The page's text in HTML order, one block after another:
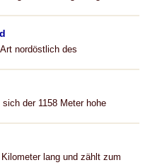
nordöstlich des
der 1158 Meter hohe
lang und zählt zum